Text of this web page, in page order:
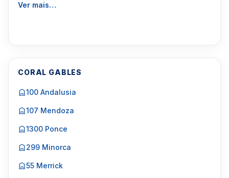
Ver mais…
CORAL GABLES
100 Andalusia
107 Mendoza
1300 Ponce
299 Minorca
55 Merrick